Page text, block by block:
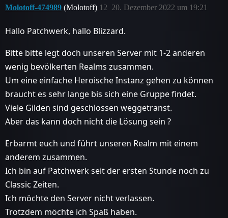
Molotoff-474989 (Molotoff) 20. Dezember 2022 um 19:21
12
Hallo Patchwerk, hallo Blizzard.
Bitte bitte legt doch unseren Server mit 1-2 anderen
wenig bevölkerten Realms zusammen.
Um eine einfache Heroische Instanz gehen zu können
braucht es sehr lange bis sich eine Gruppe findet.
Viele Gilden sind geschlossen weggetranst.
Aber das kann doch nicht die Lösung sein ?
Erbarmt euch und führt unseren Realm mit einem
anderem zusammen.
Ich bin auf Patchwerk seit der ersten Stunde noch zu
Classic Zeiten.
Ich möchte den Server nicht verlassen.
Trotzdem möchte ich Spaß haben.